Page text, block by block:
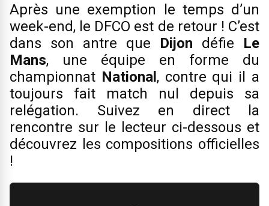
Après une exemption le temps d’un
week-end, le DFCO est de retour ! C’est
dans son antre que Dijon défie Le
Mans, une équipe en forme du
championnat National, contre qui il a
toujours fait match nul depuis sa
relégation. Suivez en direct la
rencontre sur le lecteur ci-dessous et
découvrez les compositions officielles
!